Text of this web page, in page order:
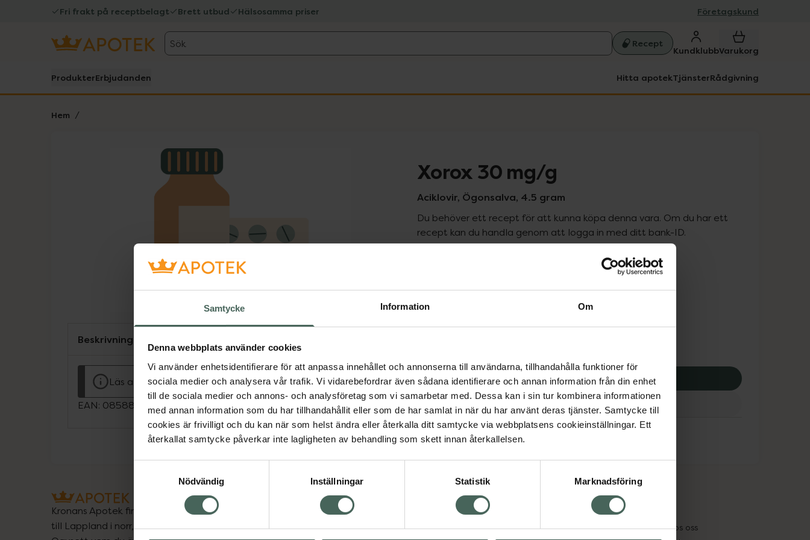
Samtycke Information Om
Denna webbplats använder cookies
Vi använder enhetsidentifierare för att anpassa innehållet och annonserna till användarna, tillhandahålla funktioner för
sociala medier och analysera vår trafik. Vi vidarebefordrar även sådana identifierare och annan information från din enhet
till de sociala medier och annons- och analysföretag som vi samarbetar med. Dessa kan i sin tur kombinera informationen
med annan information som du har tillhandahållit eller som de har samlat in när du har använt deras tjänster. Samtycke till
cookies är frivilligt och du kan när som helst ändra eller återkalla ditt samtycke via webbplatsens cookieinställningar. Ett
återkallat samtycke påverkar inte lagligheten av behandling som skett innan återkallelsen.
Nödvändig
Inställningar Statistik Marknadsföring
Fri frakt på receptbelagt Brett utbud Hälsosamma priser Företagskund
Sök Recept
KundklubbVarukorg
ProdukterErbjudanden Hitta apotekTjänsterRådgivning
Hem
Lista: . Innehåller 1 objekt. Xorox 30 mg/g
Aciklovir, Ögonsalva, 4.5 gram
Du behöver ett recept för att kunna köpa denna vara. Om du har ett
recept kan du handla genom att logga in med ditt bank-ID.
Pris med recept
432,63 kr
Köp via ditt recept
Aktuella erbjudanden
Beskrivning
Läs alltid bipacksedeln innan användning.
EAN: 08588006940053
Kronans Apotek finns här för dig. Du hittar oss från Skåne i syd
till Lappland i norr, och online i mobilen och på datorn.
Vanliga frågor
Om recept och läkemedel
Högkostnadsskyddet
Jobba hos oss